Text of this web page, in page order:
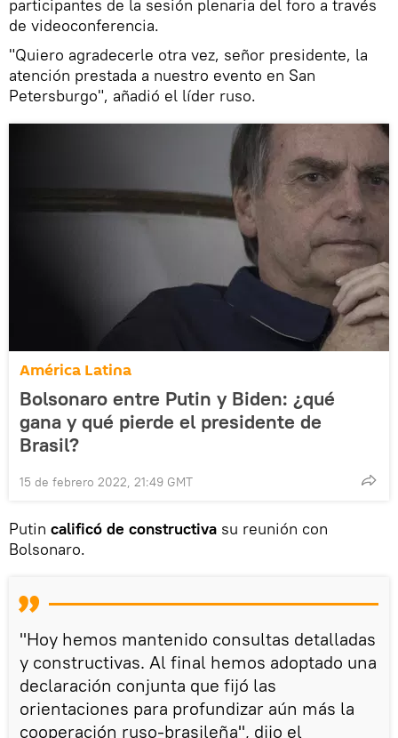
participantes de la sesión plenaria del foro a través
de videoconferencia.
"Quiero agradecerle otra vez, señor presidente, la
atención prestada a nuestro evento en San
Petersburgo", añadió el líder ruso.
América Latina
Bolsonaro entre Putin y Biden: ¿qué
gana y qué pierde el presidente de
Brasil?
15 de febrero 2022, 21:49 GMT
Putin calificó de constructiva su reunión con
Bolsonaro.
"Hoy hemos mantenido consultas detalladas
y constructivas. Al final hemos adoptado una
declaración conjunta que fijó las
orientaciones para profundizar aún más la
cooperación ruso-brasileña", dijo el